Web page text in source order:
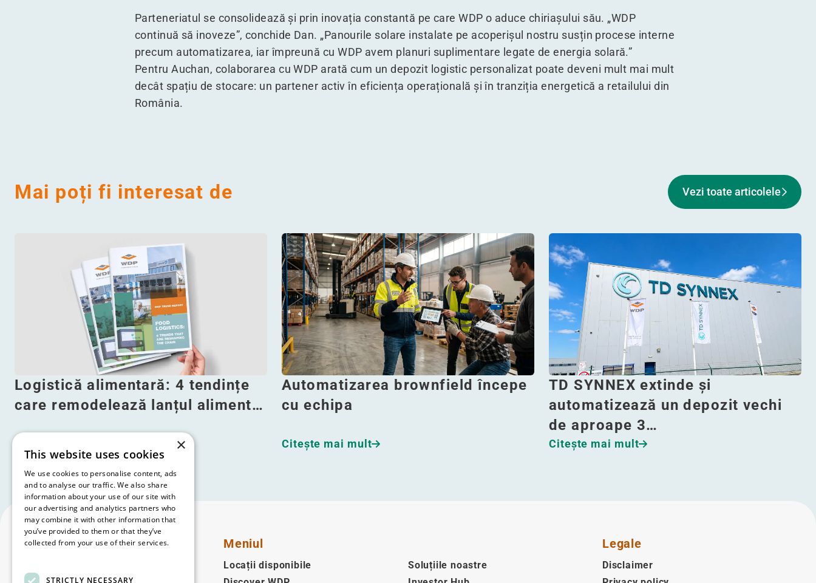
Parteneriatul se consolidează și prin inovația constantă pe care WDP o aduce chiriașului său. „WDP
continuă să inoveze”, conchide Dan. „Panourile solare instalate pe acoperișul nostru susțin procese interne
precum automatizarea, iar împreună cu WDP avem planuri suplimentare legate de energia solară.”
Pentru Auchan, colaborarea cu WDP arată cum un depozit logistic personalizat poate deveni mult mai mult
decât spațiu de stocare: un partener activ în eficiența operațională și în tranziția energetică a retailului din
România.
Mai poți fi interesat de Vezi toate articolele
Logistică alimentară: 4 tendințe
care remodelează lanțul aliment…
Automatizarea brownfield începe
cu echipa
Citeşte mai mult
TD SYNNEX extinde și
automatizează un depozit vechi
de aproape 3…
Citeşte mai mult
Meniul
Locații disponibile
Soluțiile noastre
Legale
Disclaimer
×
This website uses cookies
We use cookies to personalise content, ads
and to analyse our traffic. We also share
information about your use of our site with
our advertising and analytics partners who
may combine it with other information that
you’ve provided to them or that they’ve
collected from your use of their services.
STRICTLY NECESSARY